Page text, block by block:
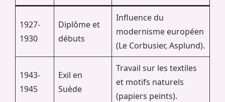
1927-
1930
Diplôme et
débuts
Influence du
modernisme européen
(Le Corbusier, Asplund).
1943-
1945
Exil en
Suède
Travail sur les textiles
et motifs naturels
(papiers peints).